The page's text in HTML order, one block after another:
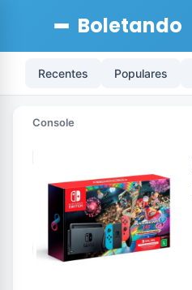
Boletando
Recentes Populares
Console